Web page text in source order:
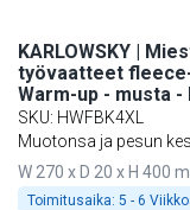
KARLOWSKY |
työvaatteet
Warm-up - musta -
4XL
SKU: HWFBK4XL
Muotonsa ja pesun
sekä
W 270 x D 20 x H 400
Toimitusaika: 5 - 6